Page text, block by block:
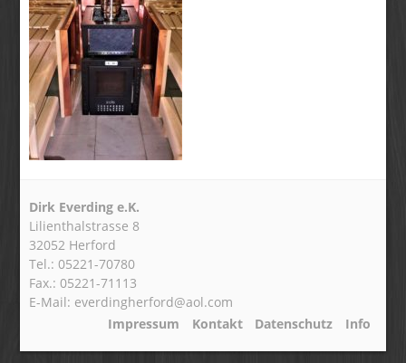
Dirk Everding e.K.
Lilienthalstrasse 8
32052 Herford
Tel.: 05221-70780
Fax.: 05221-71113
E-Mail: everdingherford@aol.com
Impressum
Kontakt Datenschutz Info